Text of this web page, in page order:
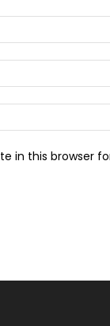
in this browser